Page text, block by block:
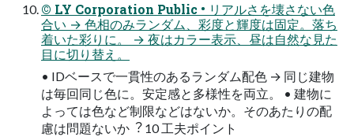
© LY Corporation Public • リアルさを壊さない⾊
合い → ⾊相のみランダム、彩度と輝度は固定。落ち
着いた彩りに。 → 夜はカラー表⽰、昼は⾃然な⾒た
⽬に切り替え。
• IDベースで⼀貫性のあるランダム配⾊ → 同じ建物
は毎回同じ⾊に。安定感と多様性を両⽴。 • 建物に
よっては⾊など制限などはないか。そのあたりの配
慮は問題ないか︖ 10 ⼯夫ポイント